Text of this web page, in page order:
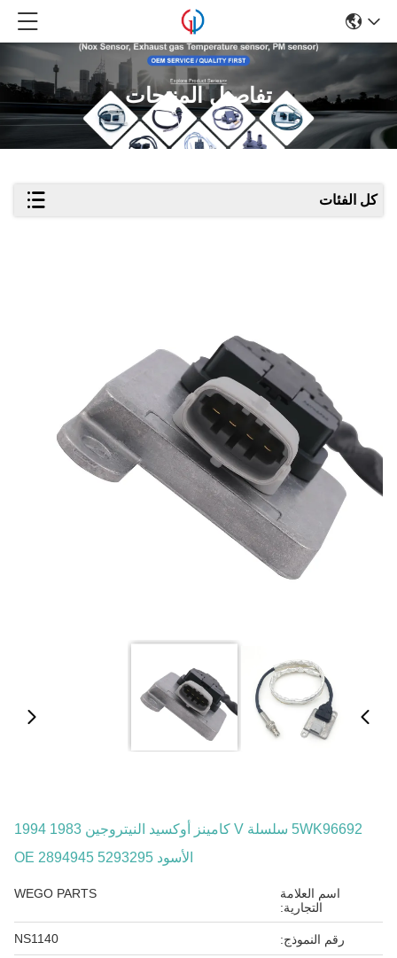
تفاصيل المنتجات
كل الفئات
5WK96692 سلسلة V كامينز أوكسيد النيتروجين 1983 1994
الأسود OE 2894945 5293295
اسم العلامة
التجارية:
WEGO PARTS
رقم النموذج: NS1140